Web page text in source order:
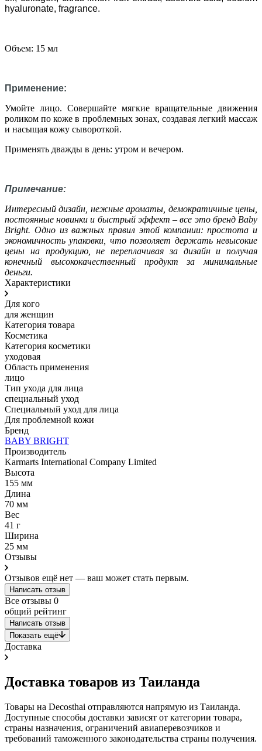
hyaluronate, fragrance.
Объем: 15 мл
Применение:
Умойте лицо. Совершайте мягкие вращательные движения
роликом по коже в проблемных зонах, создавая легкий массаж
и насыщая кожу сывороткой.
Применять дважды в день: утром и вечером.
Примечание:
Интересный дизайн, нежные ароматы, демократичные цены,
постоянные новинки и быстрый эффект – все это бренд Baby
Bright. Одно из важных правил этой компании: простота и
экономичность упаковки, что позволяет держать невысокие
цены на продукцию, не переплачивая за дизайн и получая
конечный высококачественный продукт за минимальные
деньги.
Характеристики
Для кого
для женщин
Категория товара
Косметика
Категория косметики
уходовая
Область применения
лицо
Тип ухода для лица
специальный уход
Специальный уход для лица
Для проблемной кожи
Бренд
BABY BRIGHT
Производитель
Karmarts International Company Limited
Высота
155 мм
Длина
70 мм
Вес
41 г
Ширина
25 мм
Отзывы
Отзывов ещё нет — ваш может стать первым.
Написать отзыв
Все отзывы 0
общий рейтинг
Написать отзыв
Показать ещё
Доставка
Доставка товаров из Таиланда
Товары на Decosthai отправляются напрямую из Таиланда.
Доступные способы доставки зависят от категории товара,
страны назначения, ограничений авиаперевозчиков и
требований таможенного законодательства страны получения.